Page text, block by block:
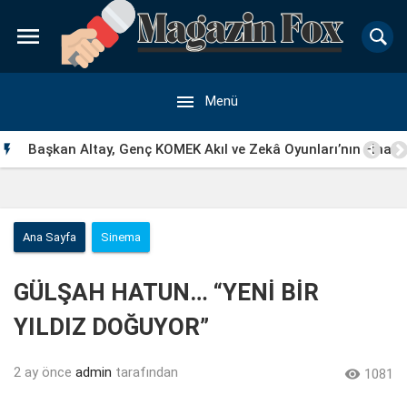

 Menü
 Başkan Altay, Genç KOMEK Akıl ve Zekâ Oyunları’nın Final
Ana Sayfa Sinema
GÜLŞAH HATUN… “YENİ BİR
YILDIZ DOĞUYOR”
2 ay önce admin tarafından  1081